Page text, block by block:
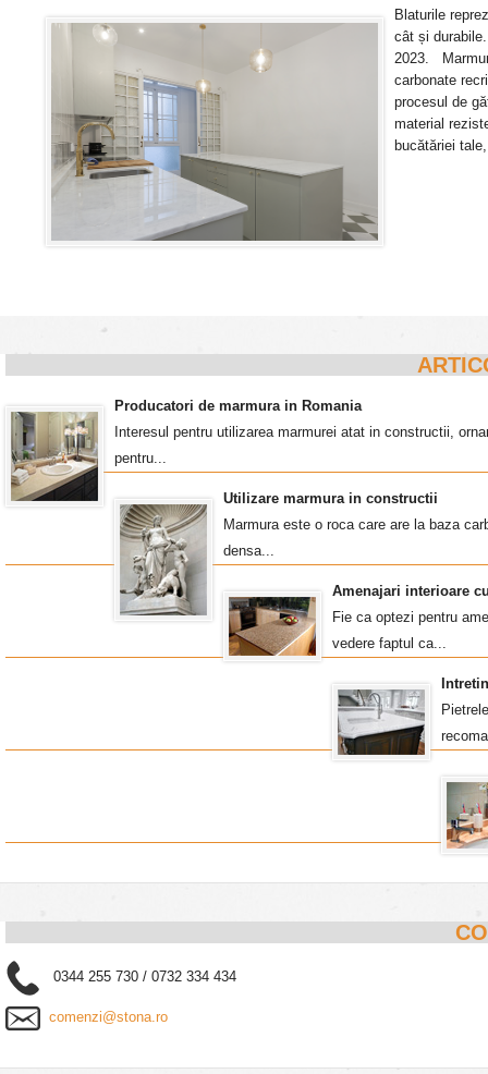
Blaturile
cât și
2023.
carbonate
procesul de
material
bucătăriei
Producatori de marmura in Romania
Interesul pentru utilizarea marmurei atat in constructii,
pentru...
Utilizare marmura in constructii
Marmura este o roca care are la baza
densa...
Amenajari interioare
Fie ca optezi pentru
vedere faptul ca...
0344 255 730 / 0732 334 434
comenzi@stona.ro